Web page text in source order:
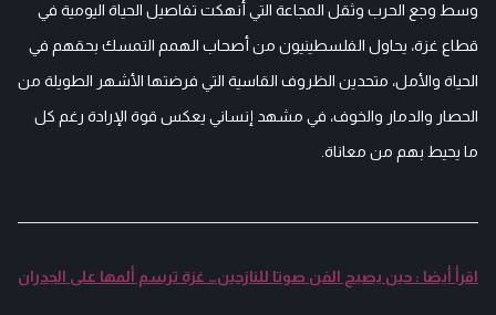
وسط وجع الحرب وثقل المجاعة التي أنهكت تفاصيل الحياة اليومية في
قطاع غزة، يحاول الفلسطينيون من أصحاب الهمم التمسك بحقهم في
الحياة والأمل، متحدين الظروف القاسية التي فرضتها الأشهر الطويلة من
الحصار والدمار والخوف، في مشهد إنساني يعكس قوة الإرادة رغم كل
ما يحيط بهم من معاناة.
اقرأ أيضا : حين يصبح الفن صوتا للنازحين… غزة ترسم ألمها على الجدران